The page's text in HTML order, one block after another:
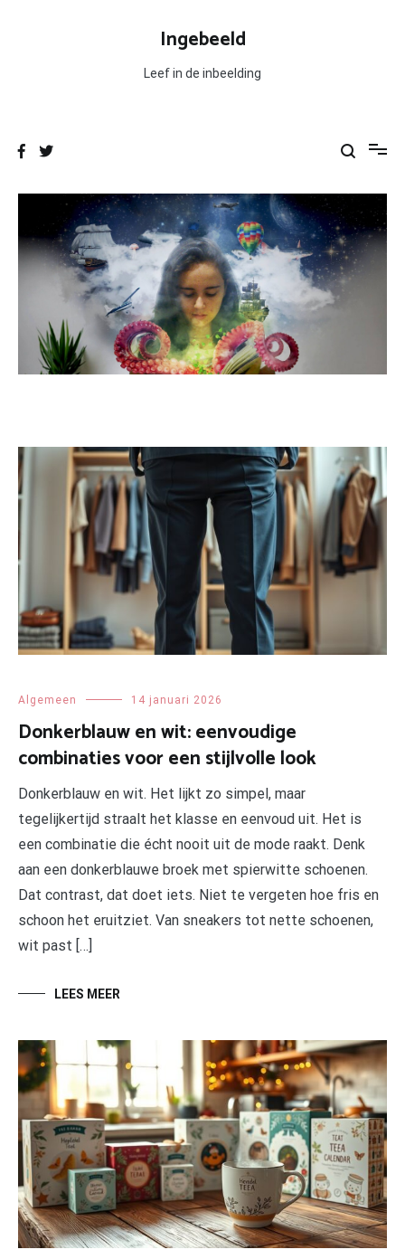
Ingebeeld
Leef in de inbeelding
Algemeen 14 januari 2026
Donkerblauw en wit: eenvoudige
combinaties voor een stijlvolle look
Donkerblauw en wit. Het lijkt zo simpel, maar
tegelijkertijd straalt het klasse en eenvoud uit. Het is
een combinatie die écht nooit uit de mode raakt. Denk
aan een donkerblauwe broek met spierwitte schoenen.
Dat contrast, dat doet iets. Niet te vergeten hoe fris en
schoon het eruitziet. Van sneakers tot nette schoenen,
wit past […]
LEES MEER